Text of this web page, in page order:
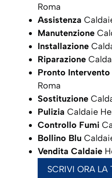
Roma
Assistenza
Manutenzione
Installazione
Riparazione
Pronto Intervento
Roma
Sostituzione
Pulizia Caldaie
Controllo Fumi
Bollino Blu
Vendita Caldaie
SCRIVI ORA LA